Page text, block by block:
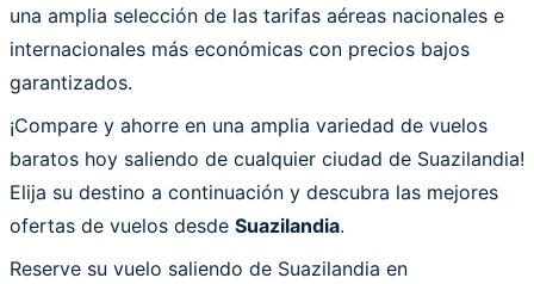
una amplia selección de las tarifas aéreas nacionales e
internacionales más económicas con precios bajos
garantizados.
¡Compare y ahorre en una amplia variedad de vuelos
baratos hoy saliendo de cualquier ciudad de Suazilandia!
Elija su destino a continuación y descubra las mejores
ofertas de vuelos desde Suazilandia.
Reserve su vuelo saliendo de Suazilandia en